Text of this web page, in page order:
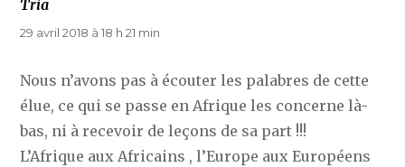
Tria
29 avril 2018 à 18 h 21 min
Nous n’avons pas à écouter les palabres de cette
élue, ce qui se passe en Afrique les concerne là-
bas, ni à recevoir de leçons de sa part !!!
L’Afrique aux Africains , l’Europe aux Européens